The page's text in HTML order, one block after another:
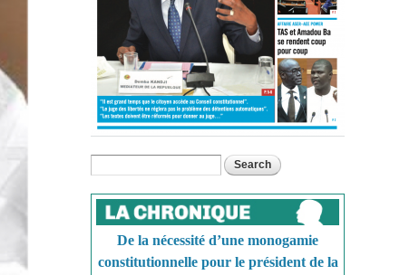
Search form
De la nécessité d’une monogamie
constitutionnelle pour le président de la